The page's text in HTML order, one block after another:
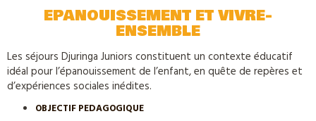
EPANOUISSEMENT ET VIVRE-
ENSEMBLE
Les séjours Djuringa Juniors constituent un contexte éducatif
idéal pour l’épanouissement de l’enfant, en quête de repères et
d’expériences sociales inédites.
OBJECTIF PEDAGOGIQUE